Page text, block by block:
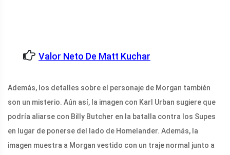
Valor Neto De Matt Kuchar
Además, los detalles sobre el personaje de Morgan también
son un misterio. Aún así, la imagen con Karl Urban sugiere que
podría aliarse con Billy Butcher en la batalla contra los Supes
en lugar de ponerse del lado de Homelander. Además, la
imagen muestra a Morgan vestido con un traje normal junto a